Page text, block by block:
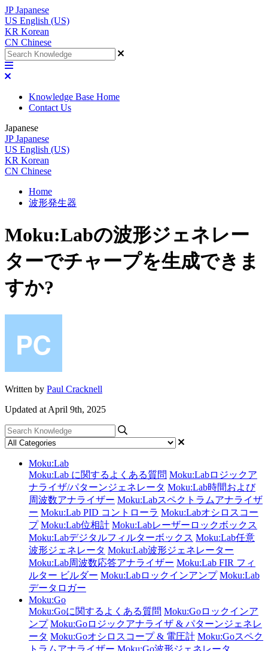
JP Japanese
US English (US)
KR Korean
CN Chinese
Knowledge Base Home
Contact Us
Japanese
JP Japanese
US English (US)
KR Korean
CN Chinese
Home
波形発生器
Moku:Labの波形ジェネレー
ターでチャープを生成できま
すか?
Written by Paul Cracknell
Updated at April 9th, 2025
Moku:Lab
Moku:Lab に関するよくある質問 Moku:Labロジックア
ナライザ/パターンジェネレータ Moku:Lab時間および
周波数アナライザー Moku:Labスペクトラムアナライザ
ー Moku:Lab PID コントローラ Moku:Labオシロスコー
プ Moku:Lab位相計 Moku:Labレーザーロックボックス
Moku:Labデジタルフィルターボックス Moku:Lab任意
波形ジェネレータ Moku:Lab波形ジェネレーター
Moku:Lab周波数応答アナライザー Moku:Lab FIR フィ
ルター ビルダー Moku:Labロックインアンプ Moku:Lab
データロガー
Moku:Go
Moku:Goに関するよくある質問 Moku:Goロックインア
ンプ Moku:Goロジックアナライザ & パターンジェネレ
ータ Moku:Goオシロスコープ & 電圧計 Moku:Goスペク
トラムアナライザー Moku:Go波形ジェネレータ